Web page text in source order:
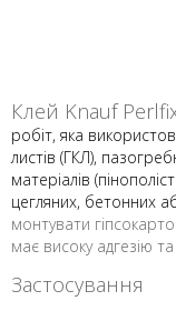
Клей Knauf
робіт, яка
листів (ГКЛ),
матеріалів
цегляних, бетонних
монтувати
має високу адгезію
Застосування